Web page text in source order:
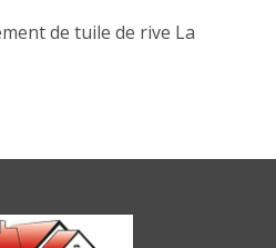
de tuile de rive La